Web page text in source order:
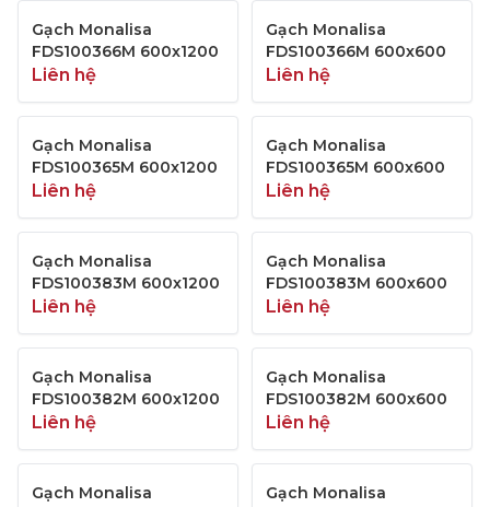
Gạch Monalisa
FDS100366M 600x1200
Liên hệ
Gạch Monalisa
FDS100366M 600x600
Liên hệ
Gạch Monalisa
FDS100365M 600x1200
Liên hệ
Gạch Monalisa
FDS100365M 600x600
Liên hệ
Gạch Monalisa
FDS100383M 600x1200
Liên hệ
Gạch Monalisa
FDS100383M 600x600
Liên hệ
Gạch Monalisa
FDS100382M 600x1200
Liên hệ
Gạch Monalisa
FDS100382M 600x600
Liên hệ
Gạch Monalisa
Gạch Monalisa